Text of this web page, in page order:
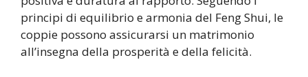
principi di equilibrio e armonia del Feng Shui, le
coppie possono assicurarsi un matrimonio
all’insegna della prosperità e della felicità.